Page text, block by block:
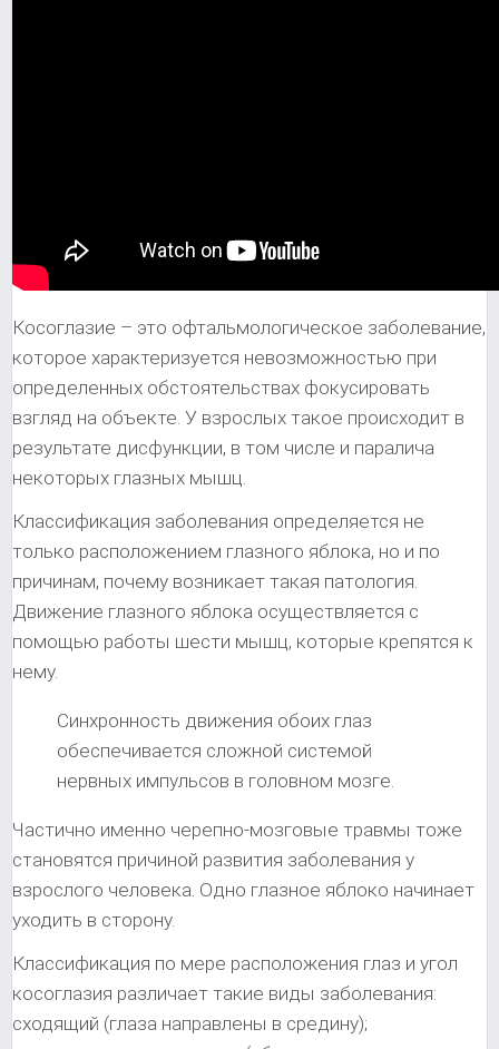
Косоглазие – это офтальмологическое заболевание,
которое характеризуется невозможностью при
определенных обстоятельствах фокусировать
взгляд на объекте. У взрослых такое происходит в
результате дисфункции, в том числе и паралича
некоторых глазных мышц.
Классификация заболевания определяется не
только расположением глазного яблока, но и по
причинам, почему возникает такая патология.
Движение глазного яблока осуществляется с
помощью работы шести мышц, которые крепятся к
нему.
Синхронность движения обоих глаз
обеспечивается сложной системой
нервных импульсов в головном мозге.
Частично именно черепно-мозговые травмы тоже
становятся причиной развития заболевания у
взрослого человека. Одно глазное яблоко начинает
уходить в сторону.
Классификация по мере расположения глаз и угол
косоглазия различает такие виды заболевания:
сходящий (глаза направлены в средину);